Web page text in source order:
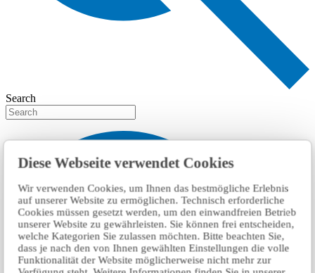
Diese Webseite verwendet Cookies
Wir verwenden Cookies, um Ihnen das bestmögliche Erlebnis
auf unserer Website zu ermöglichen. Technisch erforderliche
Cookies müssen gesetzt werden, um den einwandfreien Betrieb
unserer Website zu gewährleisten. Sie können frei entscheiden,
welche Kategorien Sie zulassen möchten. Bitte beachten Sie,
dass je nach den von Ihnen gewählten Einstellungen die volle
Funktionalität der Website möglicherweise nicht mehr zur
Search